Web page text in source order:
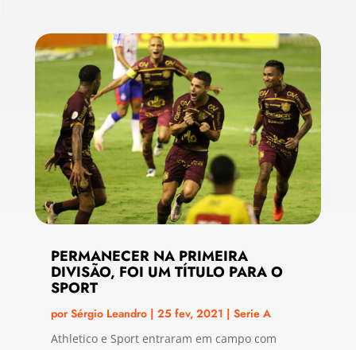
PERMANECER NA PRIMEIRA
DIVISÃO, FOI UM TÍTULO PARA O
SPORT
porSérgio Leandro| 25 fev, 2021 | Serie A
Athletico e Sport entraram em campo com